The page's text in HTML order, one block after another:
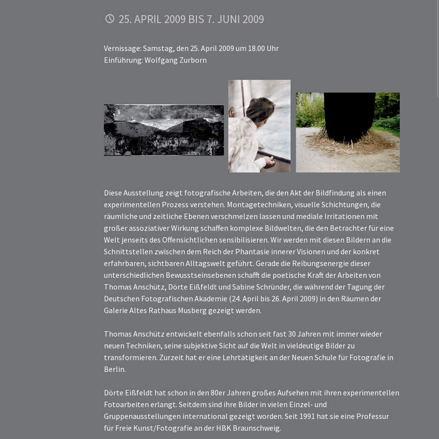
25. APRIL 2009 BIS 7. JUNI 2009
Vernissage: Samstag, den 25. April 2009 um 18.00 Uhr
Einführung: Wolfgang Zurborn
Diese Ausstellung zeigt fotografische Arbeiten, die den Akt der Bildfindung als einen
experimentellen Prozess verstehen. Montagetechniken, visuelle Schichtungen, die
räumliche und zeitliche Ebenen verschmelzen lassen und mediale Irritationen mit
großer assoziativer Wirkung schaffen komplexe Bildwelten, die den Betrachter für eine
Welt jenseits des Offensichtlichen sensibilisieren. Wir werden mit diesen Bildern an die
Schnittstellen zwischen dem Reich der Phantasie innerer Visionen und der konkret
erfahrbaren, sichtbaren Alltagswelt geführt. Gerade die Reibungsenergie dieser
unterschiedlichen Bewusstseinsebenen schafft die poetische Kraft der Arbeiten von
Thomas Anschütz, Dörte Eißfeldt und Sabine Schründer, die während der Tagung der
Deutschen Fotografischen Akademie (24. April bis 26. April 2009) in den Räumen der
Galerie Altes Rathaus Musberg gezeigt werden.
Thomas Anschütz entwickelt ebenfalls schon seit fast 30 Jahren mit immer wieder
neuen Techniken, seine subjektive Sicht auf die Welt in vieldeutige Bilder zu
transformieren. Zurzeit hat er eine Lehrtätigkeit an der Neuen Schule für Fotografie in
Berlin.
Dörte Eißfeldt hat schon in den 80er Jahren großes Aufsehen mit ihren experimentellen
Fotoarbeiten erlangt. Seitdem sind ihre Bilder in vielen Einzel- und
Gruppenausstellungen international gezeigt worden. Seit 1991 hat sie eine Professur
für Freie Kunst/Fotografie an der HBK Braunschweig.